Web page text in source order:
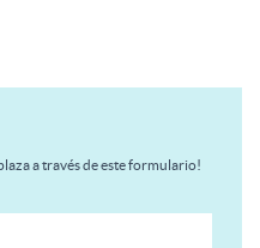
a través de este formulario!